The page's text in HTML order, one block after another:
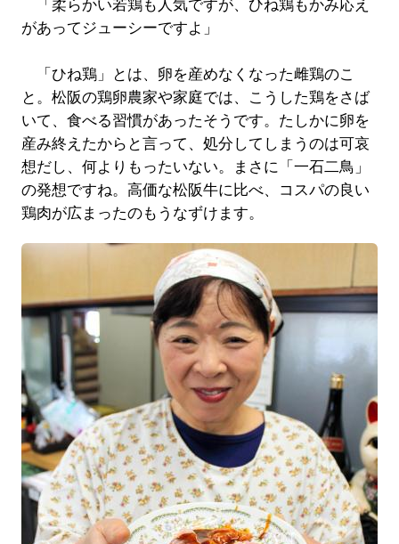
「柔らかい若鶏も人気ですが、ひね鶏もかみ応え
があってジューシーですよ」
「ひね鶏」とは、卵を産めなくなった雌鶏のこ
と。松阪の鶏卵農家や家庭では、こうした鶏をさば
いて、食べる習慣があったそうです。たしかに卵を
産み終えたからと言って、処分してしまうのは可哀
想だし、何よりもったいない。まさに「一石二鳥」
の発想ですね。高価な松阪牛に比べ、コスパの良い
鶏肉が広まったのもうなずけます。